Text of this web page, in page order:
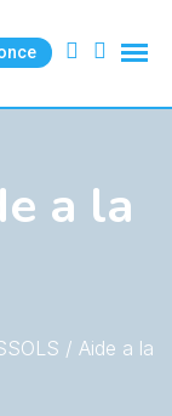
a la
/ Aide a la